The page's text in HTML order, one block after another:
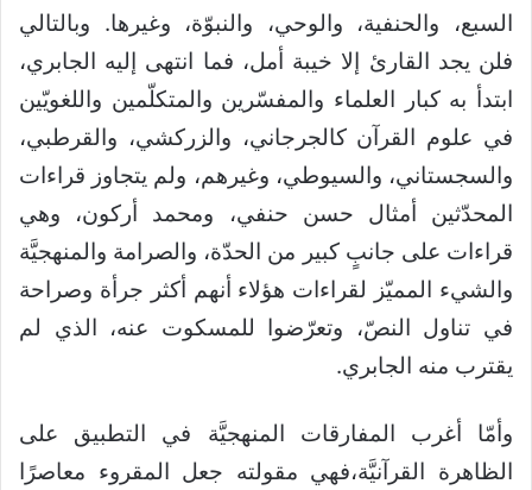
السبع، والحنفية، والوحي، والنبوّة، وغيرها. وبالتالي
فلن يجد القارئ إلا خيبة أمل، فما انتهى إليه الجابري،
ابتدأ به كبار العلماء والمفسّرين والمتكلّمين واللغويّين
في علوم القرآن كالجرجاني، والزركشي، والقرطبي،
والسجستاني، والسيوطي، وغيرهم، ولم يتجاوز قراءات
المحدّثين أمثال حسن حنفي، ومحمد أركون، وهي
قراءات على جانبٍ كبير من الحدّة، والصرامة والمنهجيَّة
والشيء المميّز لقراءات هؤلاء أنهم أكثر جرأة وصراحة
في تناول النصّ، وتعرّضوا للمسكوت عنه، الذي لم
يقترب منه الجابري.
وأمّا أغرب المفارقات المنهجيَّة في التطبيق على
الظاهرة القرآنيَّة،فهي مقولته جعل المقروء معاصرًا